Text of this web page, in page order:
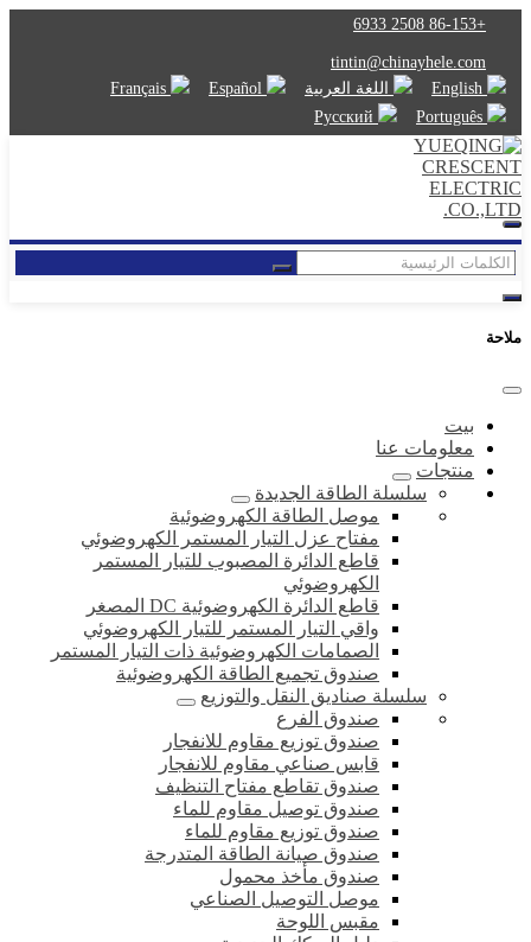
+86-153 2508 6933
tintin@chinayhele.com
اللغة العربية
ملاحة
بيت
معلومات عنا
منتجات
سلسلة الطاقة الجديدة
موصل الطاقة الكهروضوئية
مفتاح عزل التيار المستمر الكهروضوئي
قاطع الدائرة المصبوب للتيار المستمر
الكهروضوئي
قاطع الدائرة الكهروضوئية DC المصغر
واقي التيار المستمر للتيار الكهروضوئي
الصمامات الكهروضوئية ذات التيار المستمر
صندوق تجميع الطاقة الكهروضوئية
سلسلة صناديق النقل والتوزيع
صندوق الفرع
صندوق توزيع مقاوم للانفجار
قابس صناعي مقاوم للانفجار
صندوق تقاطع مفتاح التنظيف
صندوق توصيل مقاوم للماء
صندوق توزيع مقاوم للماء
صندوق صيانة الطاقة المتدرجة
صندوق مأخذ محمول
موصل التوصيل الصناعي
مقبس اللوحة